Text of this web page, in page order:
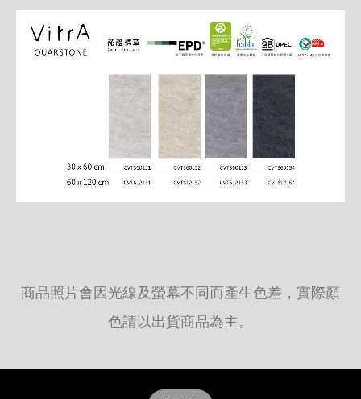
商品照片會因光線及螢幕不同而產生色差，實際顏
色請以出貨商品為主。